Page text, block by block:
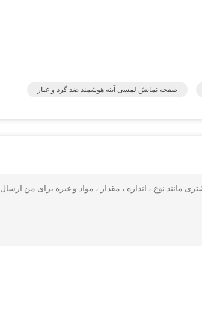
صفحه نمایش لمسی آینه هوشمند ضد گرد و غبار